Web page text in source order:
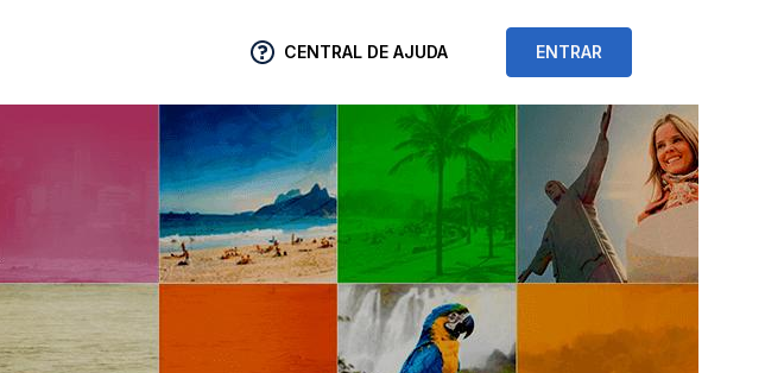
CENTRAL DE AJUDA ENTRAR